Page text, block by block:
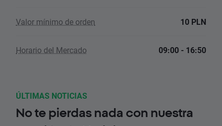
Valor mínimo de orden 10 PLN
Horario del Mercado 09:00 - 16:50
ÚLTIMAS NOTICIAS
No te pierdas nada con nuestra